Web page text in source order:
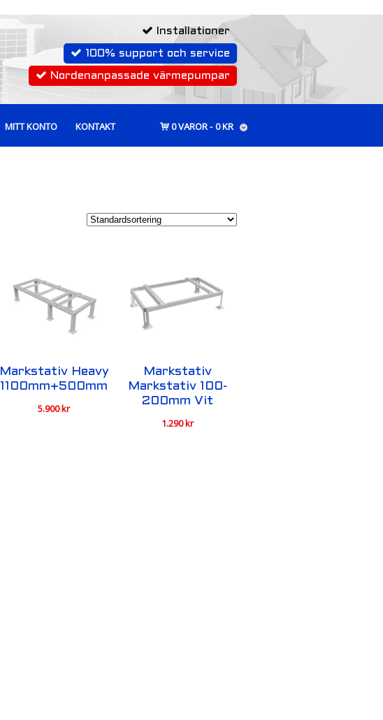
Installationer
100% support och service
Nordenanpassade värmepumpar
MITT KONTO KONTAKT 0 VAROR 0 KR
Markstativ Heavy
1100mm+500mm
5.900kr
Markstativ
Markstativ 100-
200mm Vit
1.290kr